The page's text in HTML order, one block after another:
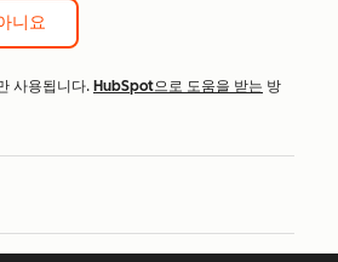
니요
사용됩니다. HubSpot으로 도움을 받는 방